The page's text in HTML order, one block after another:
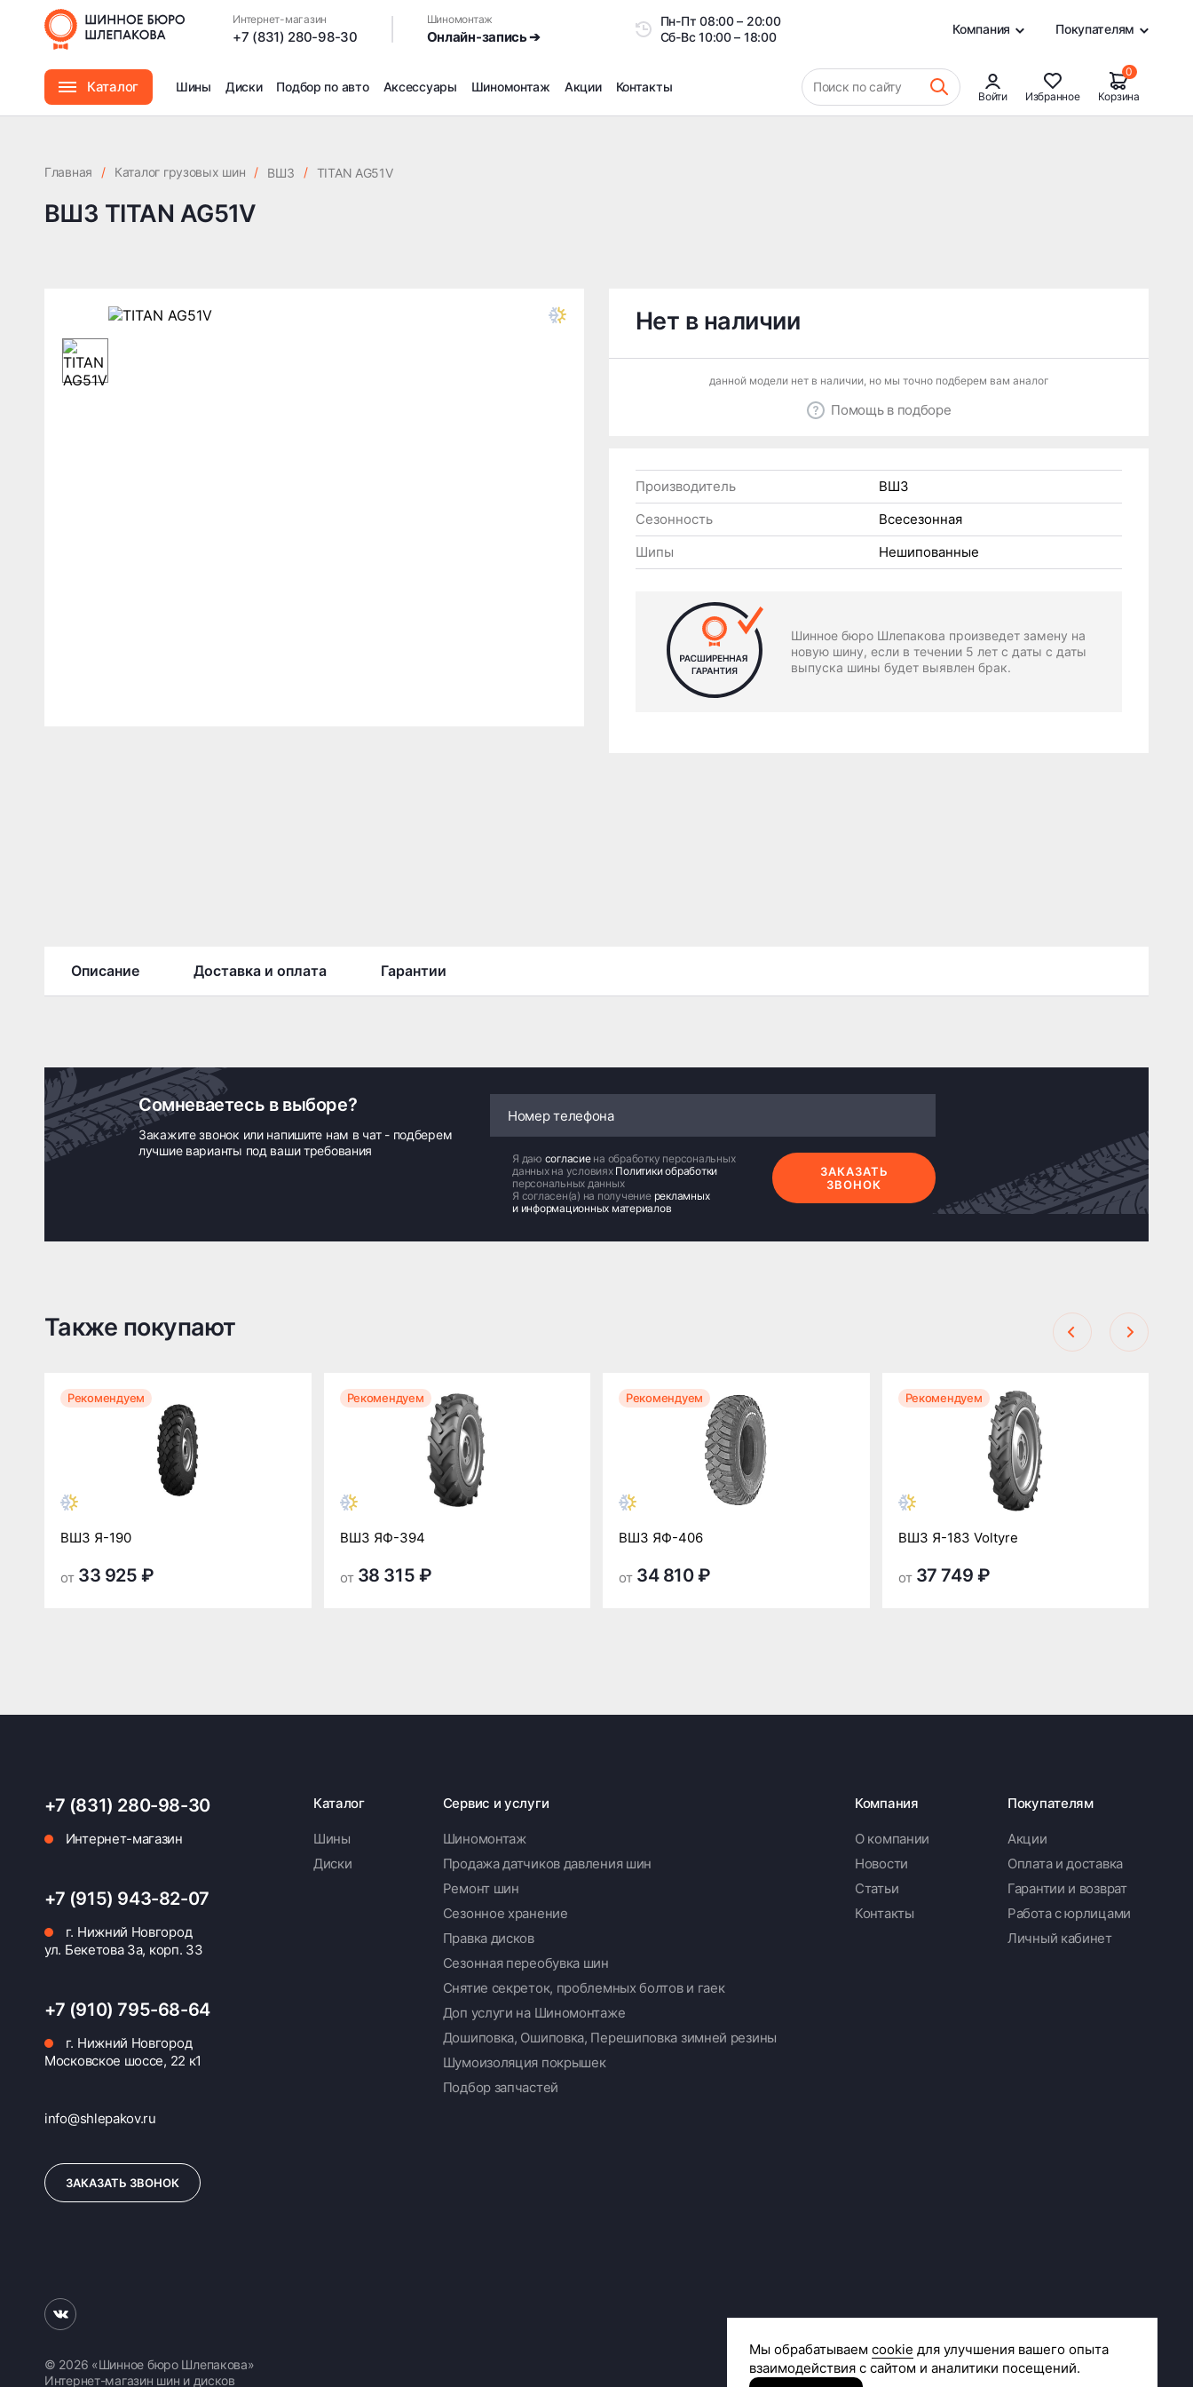
Интернет-магазин
+7 (831) 280-98-30
Шиномонтаж
Онлайн-запись ➔
Пн-Пт08:00 – 20:00
Сб-Вс10:00 – 18:00
Компания Покупателям
Каталог Шины Диски Подбор по авто Аксессуары Шиномонтаж
Доп услуги на Шиномонтаже
Дошиповка, Ошиповка, Перешиповка зимней резины
Акции Контакты Поиск по сайту
Войти Избранное
0
Корзина
Главная / Каталог грузовых шин / ВШЗ / TITAN AG51V
ВШЗ TITAN AG51V
Нет в наличии
данной модели нет в наличии, но мы точно подберем вам аналог
Помощь в подборе
Производитель
ВШЗ
Сезонность
Всесезонная
Шипы
Нешипованные
Шинное бюро Шлепакова произведет замену на
новую шину, если в течении 5 лет с даты с даты
выпуска шины будет выявлен брак.
Описание Доставка и оплата Гарантии
Сомневаетесь в выборе?
Закажите звонок или напишите нам в чат - подберем
лучшие варианты под ваши требования
Я даю согласие на обработку персональных
данных на условиях Политики обработки
персональных данных
Я согласен(а) на получение рекламных
и информационных материалов
ЗАКАЗАТЬ
ЗВОНОК
Также покупают
Рекомендуем
ВШЗ Я-190
от 33 925 ₽
Рекомендуем
ВШЗ ЯФ-394
от 38 315 ₽
Рекомендуем
ВШЗ ЯФ-406
от 34 810 ₽
Рекомендуем
ВШЗ Я-183 Voltyre
от 37 749 ₽
+7 (831) 280-98-30
Интернет-магазин
+7 (915) 943-82-07
г. Нижний Новгород
ул. Бекетова 3а, корп. 33
+7 (910) 795-68-64
г. Нижний Новгород
Московское шоссе, 22 к1
info@shlepakov.ru
ЗАКАЗАТЬ ЗВОНОК
Каталог
Шины
Диски
Сервис и услуги
Шиномонтаж
Продажа датчиков давления шин
Ремонт шин
Сезонное хранение
Правка дисков
Сезонная переобувка шин
Снятие секреток, проблемных болтов и гаек
Доп услуги на Шиномонтаже
Дошиповка, Ошиповка, Перешиповка зимней резины
Шумоизоляция покрышек
Подбор запчастей
Компания
О компании
Новости
Статьи
Контакты
Покупателям
Акции
Оплата и доставка
Гарантии и возврат
Работа с юрлицами
Личный кабинет
© 2026 «Шинное бюро Шлепакова»
Интернет-магазин шин и дисков
Сделано в